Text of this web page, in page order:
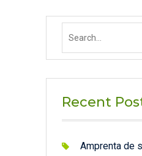
Recent
Amprenta de